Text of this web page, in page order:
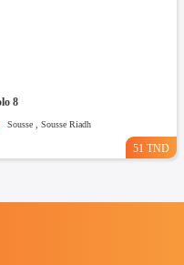
8
Sousse , Sousse Riadh
51 TND